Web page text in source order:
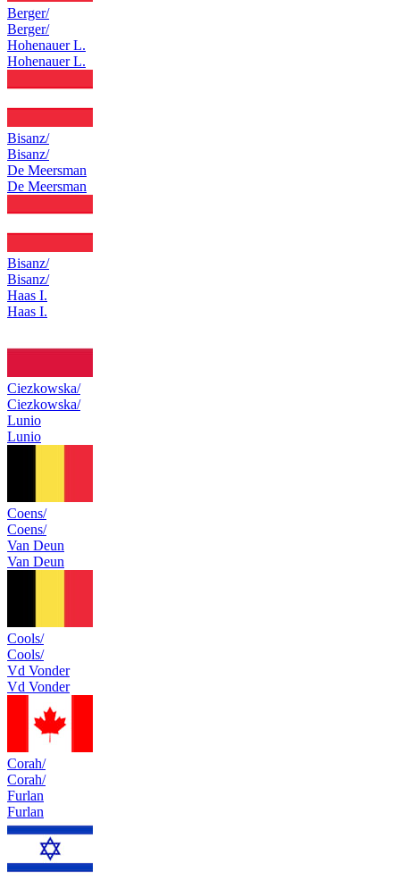
Berger/
Berger/
Hohenauer L.
Hohenauer L.
Bisanz/
Bisanz/
De Meersman
De Meersman
Bisanz/
Bisanz/
Haas I.
Haas I.
Ciezkowska/
Ciezkowska/
Lunio
Lunio
Coens/
Coens/
Van Deun
Van Deun
Cools/
Cools/
Vd Vonder
Vd Vonder
Corah/
Corah/
Furlan
Furlan